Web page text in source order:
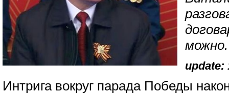
можно.
update:
Интрига вокруг парада Победы